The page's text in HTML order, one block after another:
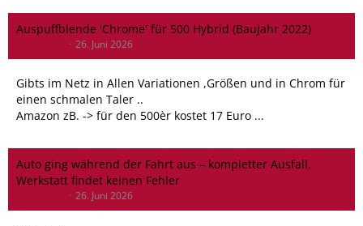
Auspuffblende 'Chrome' für 500 Hybrid (Baujahr 2022)
26. Juni 2026
Gibts im Netz in Allen Variationen ,Größen und in Chrom für
einen schmalen Taler ..
Amazon zB. -> für den 500èr kostet 17 Euro ...
Auto ging während der Fahrt aus – kompletter Ausfall,
Werkstatt findet keinen Fehler
26. Juni 2026